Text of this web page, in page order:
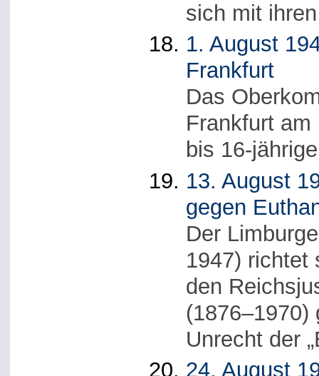
sich mit
1. August
Frankfurt
Das
Frankfurt
bis 16-
13. August
gegen
Der
1947) richtet
den
(1876–1970)
Unrecht der
24. August